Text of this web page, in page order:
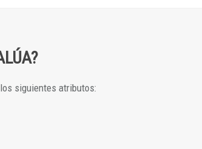
siguientes atributos: